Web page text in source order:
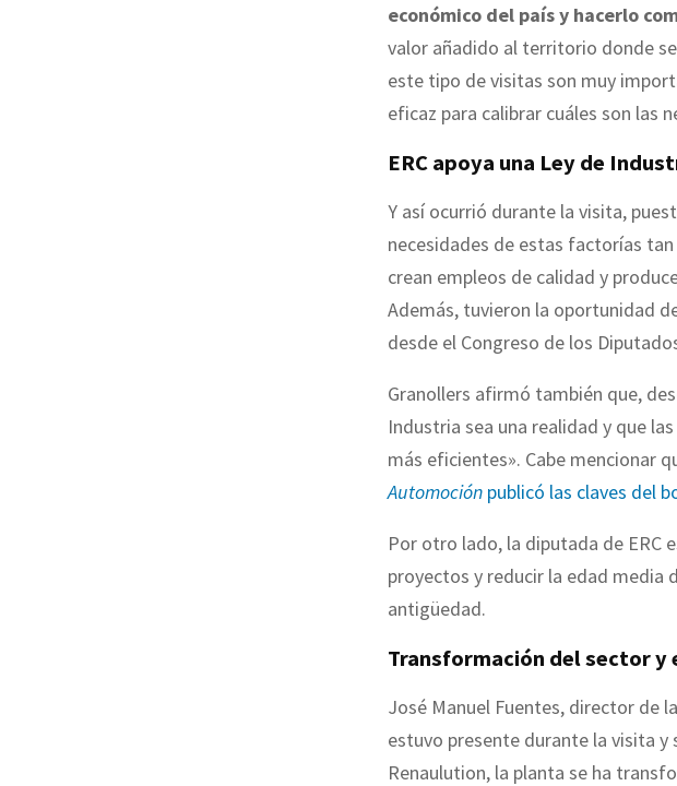
económico del paísy hacerlo
valor añadido al territorio donde
este tipo de visitas son muy
eficaz para calibrar cuáles son las
ERC apoya una Ley de
Y así ocurrió durante la visita,
necesidades de estas factorías
crean empleos de calidad y
Además, tuvieron la oportunidad
desde el Congreso de los
Granollers afirmó también que,
Industria sea una realidad y que
más eficientes». Cabe mencionar
Automoción publicó las claves del
Por otro lado, la diputada de ERC
proyectos y reducir la edad media
antigüedad.
Transformación del sector y
José Manuel Fuentes, director de
estuvo presente durante la visita
Renaulution, la planta se ha